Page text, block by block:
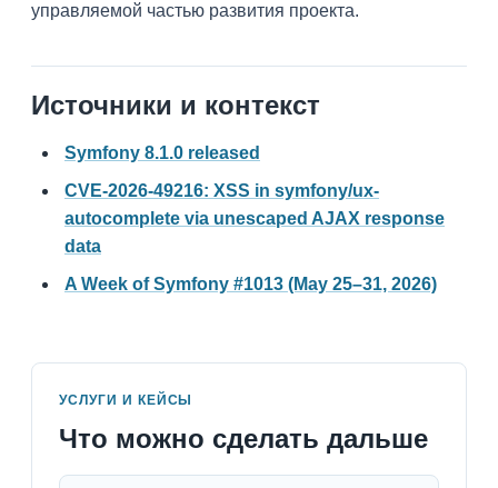
управляемой частью развития проекта.
Источники и контекст
Symfony 8.1.0 released
CVE-2026-49216: XSS in symfony/ux-
autocomplete via unescaped AJAX response
data
A Week of Symfony #1013 (May 25–31, 2026)
УСЛУГИ И КЕЙСЫ
Что можно сделать дальше